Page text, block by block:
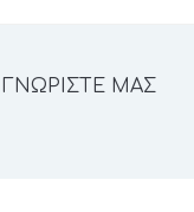
ΓΝΩΡΙΣΤΕ ΜΑΣ